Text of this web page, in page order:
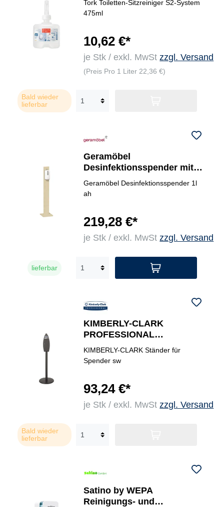
Tork Toiletten-Sitzreiniger S2-System
475ml
10,62 €*
je Stk / exkl. MwStzzgl. Versand
(Preis Pro 1 Liter 22,36 €)
Bald wieder
lieferbar
Geramöbel
Desinfektionsspender mit
Bewegungssensor
Dreischicht-Feinspan,
Geramöbel Desinfektionsspender 1l
ah
219,28 €*
je Stk / exkl. MwStzzgl. Versand
lieferbar
KIMBERLY-CLARK
PROFESSIONAL
Hygienesäule
KIMBERLY-CLARK Ständer für
Spender sw
93,24 €*
je Stk / exkl. MwStzzgl. Versand
Bald wieder
lieferbar
Satino by WEPA
Reinigungs- und